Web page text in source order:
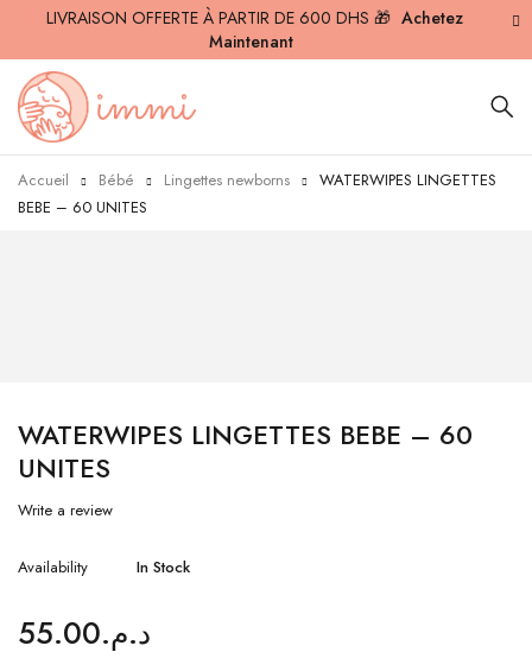
LIVRAISON OFFERTE À PARTIR DE 600 DHS 🎁 Achetez
Maintenant
Accueil Bébé Lingettes newborns
WATERWIPES LINGETTES
BEBE – 60 UNITES
WATERWIPES LINGETTES BEBE – 60
UNITES
Write a review
Availability In Stock
د.م.55.00